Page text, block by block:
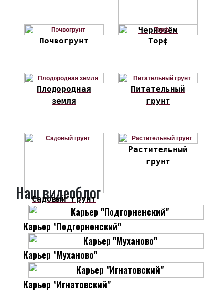
Чернозём
Почвогрунт
Торф
Плодородная
земля
Питательный
грунт
Садовый грунт
Растительный
грунт
Наш видеоблог
Карьер "Подгорненский"
Карьер "Муханово"
Карьер "Игнатовский"